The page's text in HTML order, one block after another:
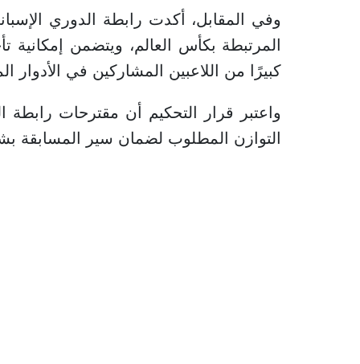
وفي المقابل، أكدت رابطة الدوري
المرتبطة بكأس العالم، ويتضمن إمكانية
كبيرًا من اللاعبين المشاركين في الأدوار
واعتبر قرار التحكيم أن مقترحات رابطة
التوازن المطلوب لضمان سير المسابقة